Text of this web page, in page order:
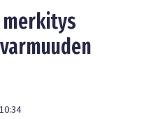
merkitys
10:34